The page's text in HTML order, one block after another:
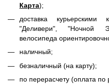
Карта);
доставка
"Деливери", "Ночной
велосипеда
наличный;
безналичный (на карту);
по перерасчету (оплата